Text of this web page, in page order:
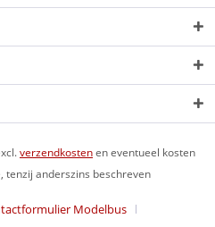
verzendkostenen eventueel kosten
tenzij anderszins beschreven
Modelbus